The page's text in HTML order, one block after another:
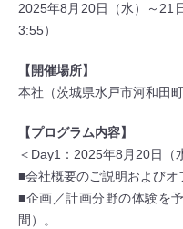
2025年8月20日（水）～21
3:55）
【開催場所】
本社（茨城県水戸市河和田
【プログラム内容】
＜Day1：2025年8月20日（
■会社概要のご説明およびオ
■企画／計画分野の体験を
間）。